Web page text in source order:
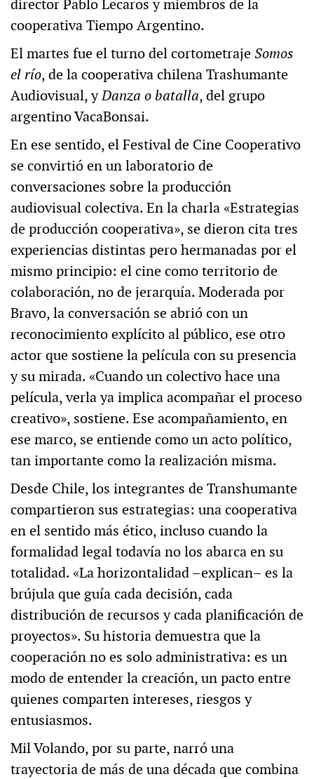
director Pablo Lecaros y miembros de la
cooperativa Tiempo Argentino.
El martes fue el turno del cortometrajeSomos
el río, de la cooperativa chilena Trashumante
Audiovisual, yDanza o batalla, del grupo
argentino VacaBonsai.
En ese sentido, el Festival de Cine Cooperativo
se convirtió en un laboratorio de
conversaciones sobre la producción
audiovisual colectiva. En la charla «Estrategias
de producción cooperativa», se dieron cita tres
experiencias distintas pero hermanadas por el
mismo principio: el cine como territorio de
colaboración, no de jerarquía. Moderada por
Bravo, la conversación se abrió con un
reconocimiento explícito al público, ese otro
actor que sostiene la película con su presencia
y su mirada. «Cuando un colectivo hace una
película, verla ya implica acompañar el proceso
creativo», sostiene. Ese acompañamiento, en
ese marco, se entiende como un acto político,
tan importante como la realización misma.
Desde Chile, los integrantes de Transhumante
compartieron sus estrategias: una cooperativa
en el sentido más ético, incluso cuando la
formalidad legal todavía no los abarca en su
totalidad. «La horizontalidad –explican– es la
brújula que guía cada decisión, cada
distribución de recursos y cada planificación de
proyectos». Su historia demuestra que la
cooperación no es solo administrativa: es un
modo de entender la creación, un pacto entre
quienes comparten intereses, riesgos y
entusiasmos.
Mil Volando, por su parte, narró una
trayectoria de más de una década que combina